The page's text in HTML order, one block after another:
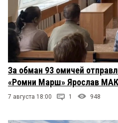
За обман 93 омичей
«Ромни Марш» Ярослав
7 августа 18:00 1 948